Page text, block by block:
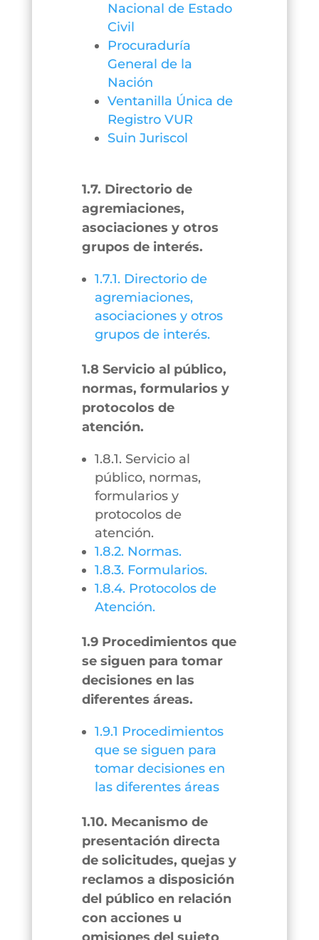
Nacional de Estado
Civil
Procuraduría
General de la
Nación
Ventanilla Única de
Registro VUR
Suin Juriscol
1.7. Directorio de
agremiaciones,
asociaciones y otros
grupos de interés.
1.7.1. Directorio de
agremiaciones,
asociaciones y otros
grupos de interés.
1.8 Servicio al público,
normas, formularios y
protocolos de
atención.
1.8.1. Servicio al
público, normas,
formularios y
protocolos de
atención.
1.8.2. Normas.
1.8.3. Formularios.
1.8.4. Protocolos de
Atención.
1.9 Procedimientos que
se siguen para tomar
decisiones en las
diferentes áreas.
1.9.1 Procedimientos
que se siguen para
tomar decisiones en
las diferentes áreas
1.10. Mecanismo de
presentación directa
de solicitudes, quejas y
reclamos a disposición
del público en relación
con acciones u